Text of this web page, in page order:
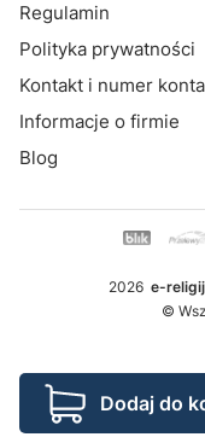
Regulamin
Polityka prywatności
Kontakt i numer konta
Informacje o firmie
Blog
2026 e-
©
Dodaj do